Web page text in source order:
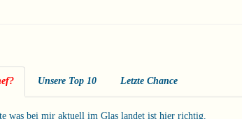
Unsere Top 10 Letzte Chance
was bei mir aktuell im Glas landet ist hier richtig.